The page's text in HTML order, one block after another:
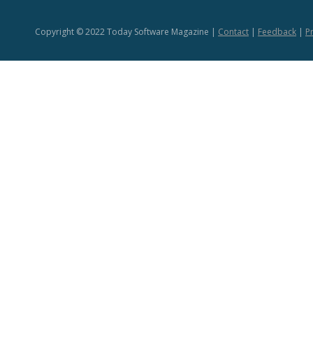
Copyright © 2022 Today Software Magazine | Contact | Feedback |